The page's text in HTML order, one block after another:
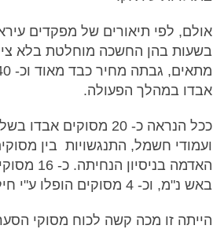
אולם, לפי תיאורים של מפקדים
בשעות בהן החשכה מוחלטת בלא
אבדו במהלך הפעולה.
ככל הנראה כ- 20 מסוקים
ועמודי חשמל, התנגשויות בין
האדמה
באש נ"מ, וכ- 4 מסוקים הופלו ע"י חיל האוויר הכוויתי.
הייתה זו מכה קשה לכוח מסוקי